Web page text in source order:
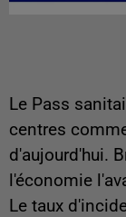
Le Pass
centres
d'aujourd'hui.
l'économie
Le taux